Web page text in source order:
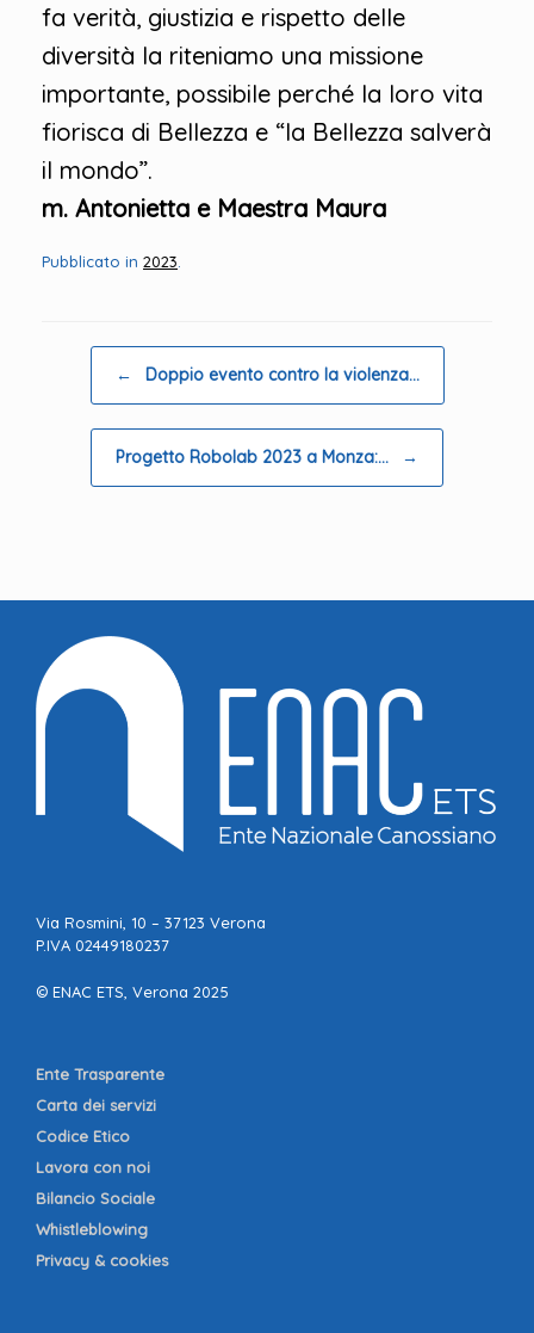
fa verità, giustizia e rispetto delle
diversità la riteniamo una missione
importante, possibile perché la loro vita
fiorisca di Bellezza e “la Bellezza salverà
il mondo”.
m. Antonietta e Maestra Maura
Pubblicato in 2023
← Doppio evento contro la violenza…
Progetto Robolab 2023 a Monza:… →
Via Rosmini, 10 – 37123 Verona
P.IVA 02449180237
© ENAC ETS, Verona 2025
Ente Trasparente
Carta dei servizi
Codice Etico
Lavora con noi
Bilancio Sociale
Whistleblowing
Privacy & cookies